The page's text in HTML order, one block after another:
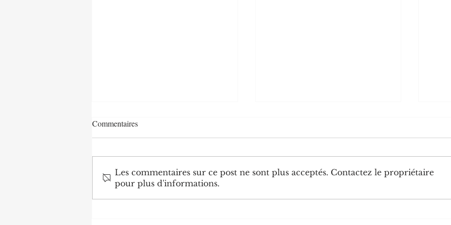
Agriculture : Denis Sassou
Diplomatie : trois nouveaux
Commentaires
Les commentaires sur ce post ne sont plus acceptés. Contactez le propriétaire
pour plus d'informations.